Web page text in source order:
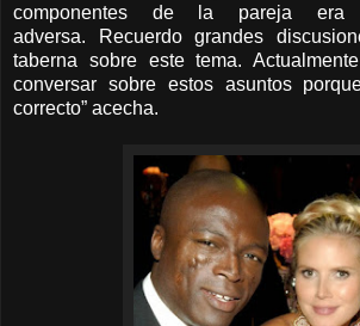
componentes de la pareja
adversa. Recuerdo grandes
taberna sobre este tema.
conversar sobre estos asuntos
correcto” acecha.